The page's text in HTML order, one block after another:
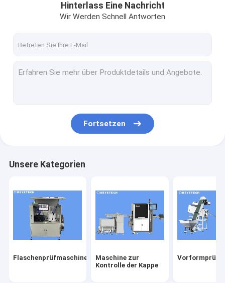
Vorformprüfmaschine
IML-Inspektionsmaschine
Hinterlass Eine Nachricht
Wir Werden Schnell Antworten
Fortsetzen
Unsere Kategorien
Flaschenprüfmaschine
Maschine zur
Kontrolle der Kappe